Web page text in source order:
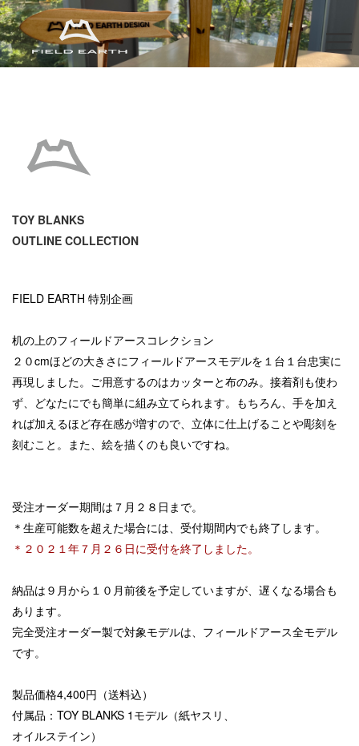
TOY BLANKS
OUTLINE COLLECTION
FIELD EARTH 特別企画
机の上のフィールドアースコレクション
２０cmほどの大きさにフィールドアースモデルを１台１台忠実に
再現しました。ご用意するのはカッターと布のみ。接着剤も使わ
ず、どなたにでも簡単に組み立てられます。もちろん、手を加え
れば加えるほど存在感が増すので、立体に仕上げることや彫刻を
刻むこと。また、絵を描くのも良いですね。
受注オーダー期間は７月２８日まで。
＊生産可能数を超えた場合には、受付期間内でも終了します。
＊２０２１年７月２６日に受付を終了しました。
納品は９月から１０月前後を予定していますが、遅くなる場合も
あります。
完全受注オーダー製で対象モデルは、フィールドアース全モデル
です。
製品価格4,400円（送料込）
付属品：TOY BLANKS 1 モデル（紙ヤスリ、
オイルステイン）